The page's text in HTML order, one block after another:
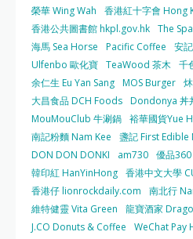
榮華 Wing Wah
香港紅十字會 Hong
香港公共圖書館 hkpl.gov.hk The
海馬 Sea Horse
Pacific Coffee 安
Ulfenbo 歐化寶 TeaWood 茶木 千
余仁生 Eu Yan Sang MOS Burger
大昌食品 DCH Foods Dondonya 丼
MouMouClub 牛涮鍋 裕華國貨Yue
南記粉麵 Nam Kee
盞記 First Edible
DON DON DONKI
am730 優品360
韓印紅 HanYinHong 香港中文大學
香港仔 lionrockdaily.com
南北行
維特健靈 Vita Green
龍寶酒家
J.CO Donuts & Coffee
WeChat Pay